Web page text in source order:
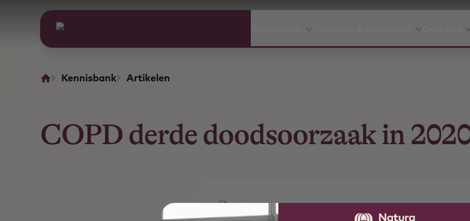
Kennisbank Artikelen
COPD derde doodsoorzaak in
In Nederland sterven meer mensen aan COPD dan